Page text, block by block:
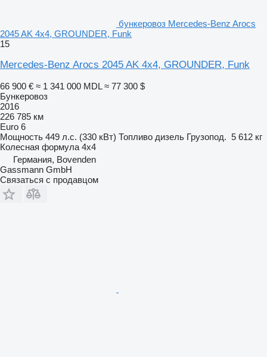
бункеровоз Mercedes-Benz Arocs
2045 AK 4x4, GROUNDER, Funk
15
Mercedes-Benz Arocs 2045 AK 4x4, GROUNDER, Funk
66 900 € ≈ 1 341 000 MDL ≈ 77 300 $
Бункеровоз
2016
226 785 км
Euro 6
Мощность 449 л.с. (330 кВт) Топливо дизель Грузопод. 5 612 кг
Колесная формула 4x4
Германия, Bovenden
Gassmann GmbH
Связаться с продавцом